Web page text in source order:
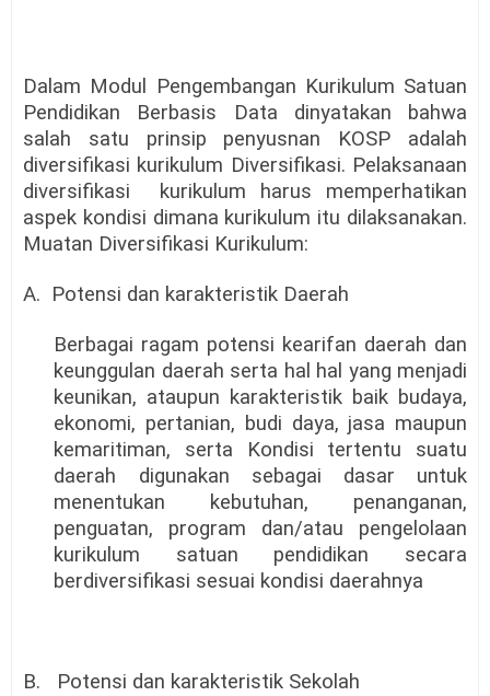
Dalam Modul Pengembangan Kurikulum Satuan
Pendidikan Berbasis Data dinyatakan bahwa
salah satu prinsip penyusnan KOSP adalah
diversifikasi kurikulum Diversifikasi. Pelaksanaan
diversifikasi
kurikulum harus memperhatikan
aspek kondisi dimana kurikulum itu dilaksanakan.
Muatan Diversifikasi Kurikulum:
A. Potensi dan karakteristik Daerah
Berbagai ragam potensi kearifan daerah dan
keunggulan daerah serta hal hal yang menjadi
keunikan, ataupun karakteristik baik budaya,
ekonomi, pertanian, budi daya, jasa maupun
kemaritiman, serta Kondisi tertentu suatu
daerah digunakan sebagai dasar untuk
menentukan kebutuhan, penanganan,
penguatan, program dan/atau pengelolaan
kurikulum satuan pendidikan secara
berdiversifikasi sesuai kondisi daerahnya
B. Potensi dan karakteristik Sekolah